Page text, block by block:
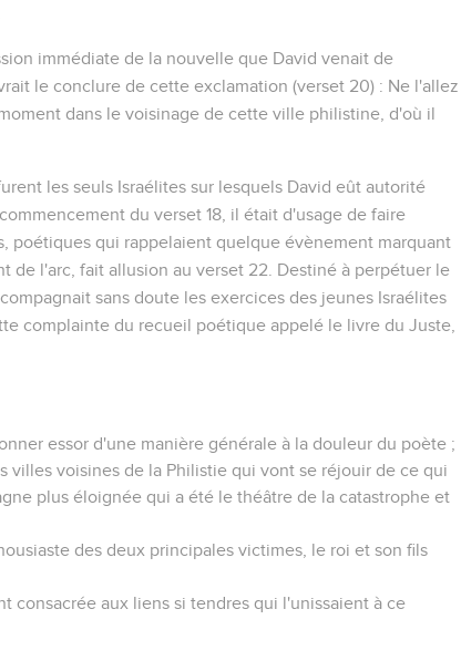
immédiate de la nouvelle que David venait de
le conclure de cette exclamation (verset 20) : Ne l'allez
dans le voisinage de cette ville philistine, d'où il
les seuls Israélites sur lesquels David eût autorité
du verset 18, il était d'usage de faire
poétiques qui rappelaient quelque évènement marquant
de l'arc, fait allusion au verset 22. Destiné à perpétuer le
sans doute les exercices des jeunes Israélites
complainte du recueil poétique appelé le livre du Juste
essor d'une manière générale à la douleur du poète ;
villes voisines de la Philistie qui vont se réjouir de ce qui
plus éloignée qui a été le théâtre de la catastrophe et
des deux principales victimes, le roi et son fils
consacrée aux liens si tendres qui l'unissaient à ce